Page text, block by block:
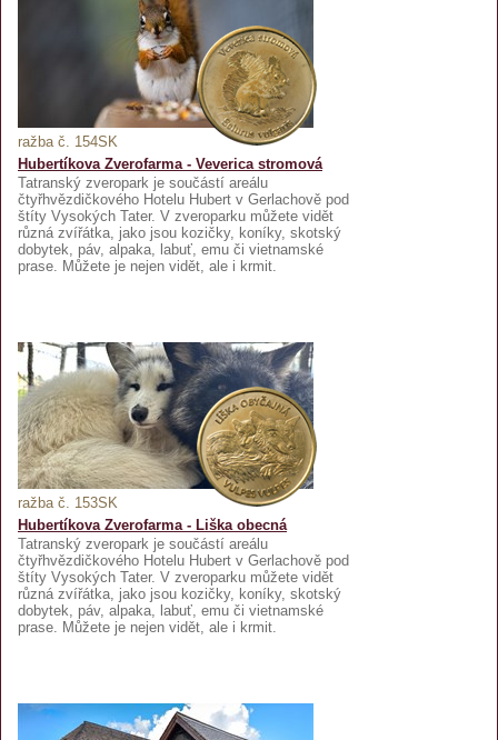
ražba č. 154SK
Hubertíkova Zverofarma - Veverica stromová
Tatranský zveropark je součástí areálu
čtyřhvězdičkového Hotelu Hubert v Gerlachově pod
štíty Vysokých Tater. V zveroparku můžete vidět
různá zvířátka, jako jsou kozičky, koníky, skotský
dobytek, páv, alpaka, labuť, emu či vietnamské
prase. Můžete je nejen vidět, ale i krmit.
ražba č. 153SK
Hubertíkova Zverofarma - Liška obecná
Tatranský zveropark je součástí areálu
čtyřhvězdičkového Hotelu Hubert v Gerlachově pod
štíty Vysokých Tater. V zveroparku můžete vidět
různá zvířátka, jako jsou kozičky, koníky, skotský
dobytek, páv, alpaka, labuť, emu či vietnamské
prase. Můžete je nejen vidět, ale i krmit.